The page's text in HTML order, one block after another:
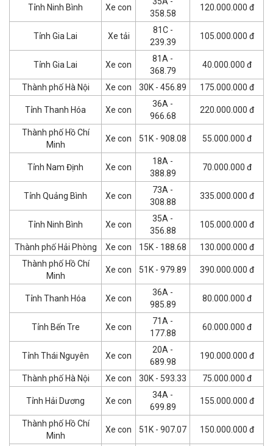
Tỉnh Ninh Bình Xe con
358.58
120.000.000 đ
Tỉnh Gia Lai Xe tải
81C -
239.39
105.000.000 đ
Tỉnh Gia Lai Xe con
81A -
368.79
40.000.000 đ
Thành phố Hà Nội Xe con 30K - 456.89 175.000.000 đ
Tỉnh Thanh Hóa Xe con
36A -
966.68
220.000.000 đ
Thành phố Hồ Chí
Minh
Xe con 51K - 908.08 55.000.000 đ
Tỉnh Nam Định Xe con
18A -
388.89
70.000.000 đ
Tỉnh Quảng Bình Xe con
73A -
308.88
335.000.000 đ
Tỉnh Ninh Bình Xe con
35A -
356.88
105.000.000 đ
Thành phố Hải Phòng Xe con 15K - 188.68
130.000.000 đ
Thành phố Hồ Chí
Minh
Xe con 51K - 979.89 390.000.000 đ
Tỉnh Thanh Hóa Xe con
36A -
985.89
80.000.000 đ
Tỉnh Bến Tre Xe con
71A -
177.88
60.000.000 đ
Tỉnh Thái Nguyên Xe con
20A -
689.98
190.000.000 đ
Thành phố Hà Nội Xe con 30K - 593.33 75.000.000 đ
Tỉnh Hải Dương Xe con
34A -
699.89
155.000.000 đ
Thành phố Hồ Chí
Minh
Xe con 51K - 907.07 150.000.000 đ